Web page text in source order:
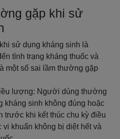
gặp khi sử
sử dụng kháng sinh là
tình trạng kháng thuốc và
một số sai lầm thường gặp
lượng: Người dùng thường
sinh không đúng hoặc
trước khi kết thúc chu kỳ điều
khuẩn không bị diệt hết và